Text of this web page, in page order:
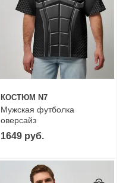
КОСТЮМ N7
Мужская футболка
оверсайз
1649 руб.